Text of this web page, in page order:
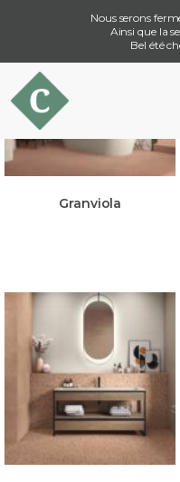
Nous serons
Ainsi que la
Bel été
Granviola